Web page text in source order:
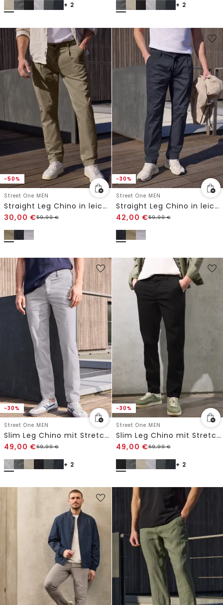
+ 2 + 2
-50%
Street One MEN
Straight Leg Chino in leichter Qualität
30,00 €59,99€
-30%
Street One MEN
Straight Leg Chino in leichter Qualität
42,00 €59,99€
-30%
Street One MEN
Slim Leg Chino mit Stretchbund
49,00 €69,99€
+ 2
-30%
Street One MEN
Slim Leg Chino mit Stretchbund
49,00 €69,99€
+ 2